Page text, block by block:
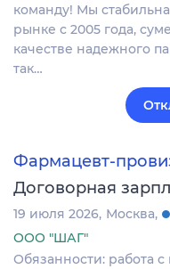
команду! Мы
рынке с 2005 года,
качестве надежного
так…
Фармацевт-
Договорная
19 июля 2026 Москва
ООО "ШАГ"
Обязанности: работа